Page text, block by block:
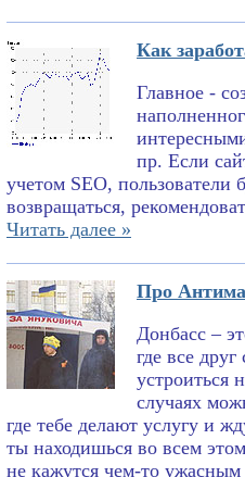
Как
Главное -
пр. Если
учетом SEO, пользователи
возвращаться,
Читать далее »
Про
Донбасс –
где все
устроиться
случаях
где тебе делают услугу и
ты находишься во всем
не кажутся чем-то